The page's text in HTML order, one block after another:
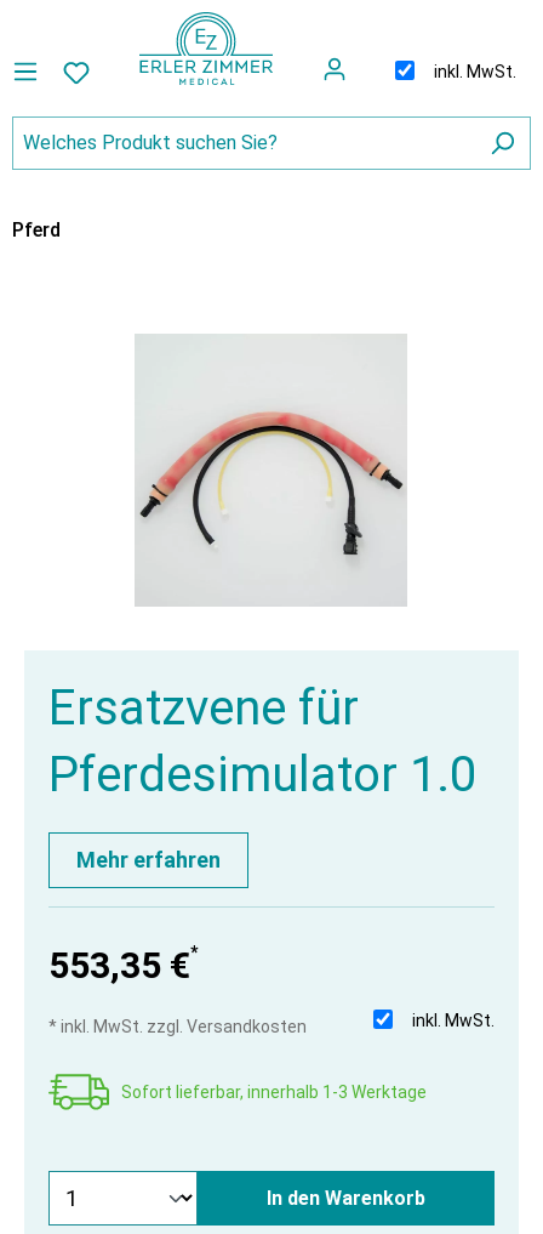
inkl. MwSt.
Pferd
Ersatzvene für
Pferdesimulator 1.0
Mehr erfahren
553,35 €*
inkl. MwSt.
* inkl. MwSt. zzgl. Versandkosten
Sofort lieferbar, innerhalb 1-3 Werktage
In den Warenkorb